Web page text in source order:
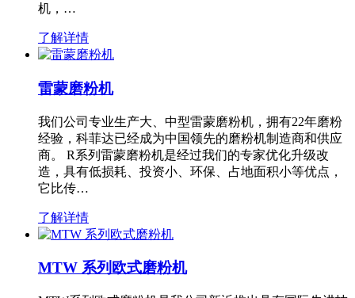
机，…
了解详情
雷蒙磨粉机
我们公司专业生产大、中型雷蒙磨粉机，拥有22年磨粉
经验，科菲达已经成为中国领先的磨粉机制造商和供应
商。 R系列雷蒙磨粉机是经过我们的专家优化升级改
造，具有低损耗、投资小、环保、占地面积小等优点，
它比传…
了解详情
MTW 系列欧式磨粉机